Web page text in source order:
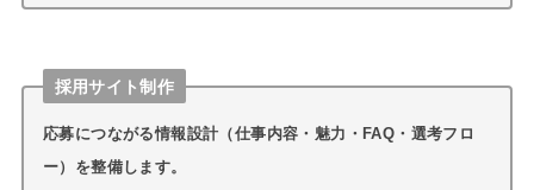
採用サイト制作
応募につながる情報設計（仕事内容・魅力・FAQ・選考フロ
ー）を整備します。